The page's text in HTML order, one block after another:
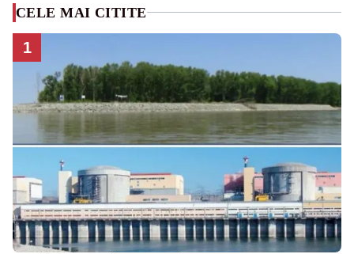
CELE MAI CITITE
1